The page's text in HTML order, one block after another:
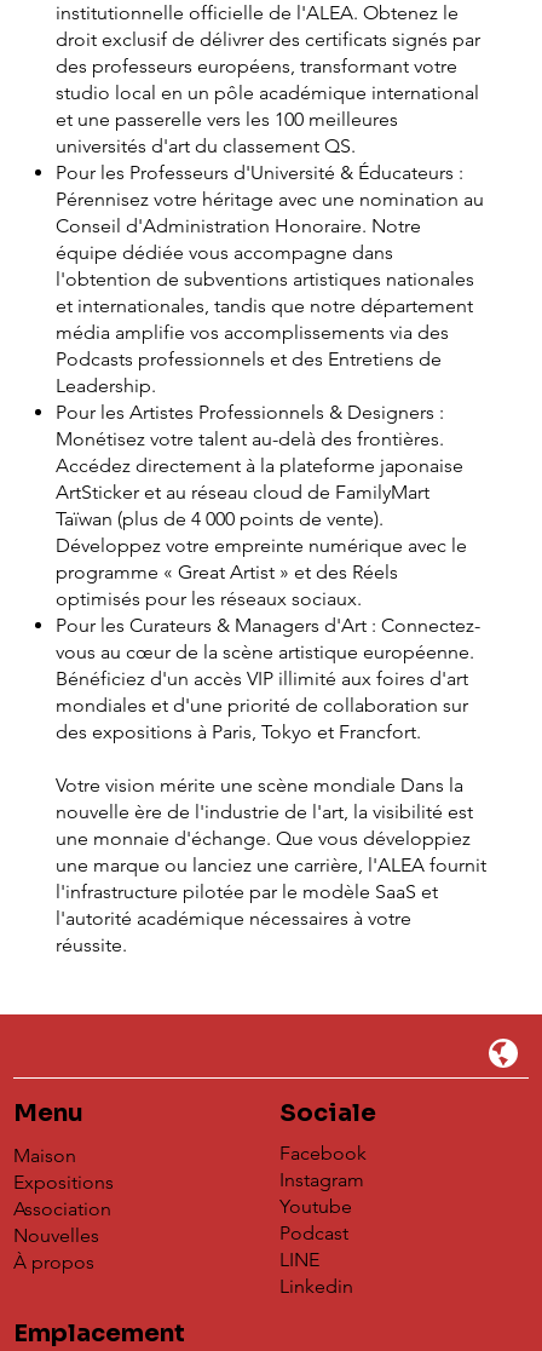
institutionnelle officielle de l'ALEA. Obtenez le
droit exclusif de délivrer des certificats signés par
des professeurs européens, transformant votre
studio local en un pôle académique international
et une passerelle vers les 100 meilleures
universités d'art du classement QS.
Pour les Professeurs d'Université & Éducateurs :
Pérennisez votre héritage avec une nomination au
Conseil d'Administration Honoraire. Notre
équipe dédiée vous accompagne dans
l'obtention de subventions artistiques nationales
et internationales, tandis que notre département
média amplifie vos accomplissements via des
Podcasts professionnels et des Entretiens de
Leadership.
Pour les Artistes Professionnels & Designers :
Monétisez votre talent au-delà des frontières.
Accédez directement à la plateforme japonaise
ArtSticker et au réseau cloud de FamilyMart
Taïwan (plus de 4 000 points de vente).
Développez votre empreinte numérique avec le
programme « Great Artist » et des Réels
optimisés pour les réseaux sociaux.
Pour les Curateurs & Managers d'Art : Connectez-
vous au cœur de la scène artistique européenne.
Bénéficiez d'un accès VIP illimité aux foires d'art
mondiales et d'une priorité de collaboration sur
des expositions à Paris, Tokyo et Francfort.
Votre vision mérite une scène mondiale Dans la
nouvelle ère de l'industrie de l'art, la visibilité est
une monnaie d'échange. Que vous développiez
une marque ou lanciez une carrière, l'ALEA fournit
l'infrastructure pilotée par le modèle SaaS et
l'autorité académique nécessaires à votre
réussite.
Menu
Maison
Expositions
Association
Nouvelles
À propos
Sociale
Facebook
Instagram
Youtube
Podcast
LINE
Linkedin
Emplacement